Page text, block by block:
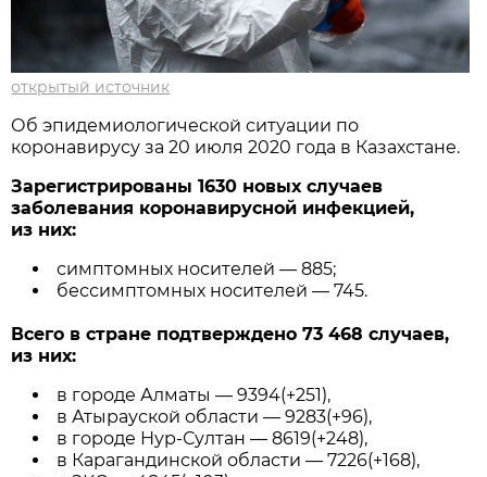
открытый источник
Об эпидемиологической ситуации по
коронавирусу за 20 июля 2020 года в Казахстане.
Зарегистрированы 1630 новых случаев
заболевания коронавирусной инфекцией,
из них:
симптомных носителей — 885;
бессимптомных носителей — 745.
Всего в стране подтверждено 73 468 случаев,
из них:
в городе Алматы — 9394(+251),
в Атырауской области — 9283(+96),
в городе Нур-Султан — 8619(+248),
в Карагандинской области — 7226(+168),